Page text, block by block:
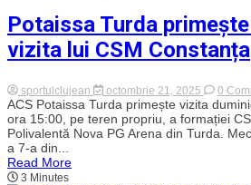
Potaissa Turda
vizita lui CSM Constanța
sportulclujean octombrie 21, 2025 0
ACS Potaissa Turda primește vizita
ora 15:00, pe teren propriu, a formației
Polivalentă Nova PG Arena din Turda.
a 7-a din...
Read More
3 Minutes